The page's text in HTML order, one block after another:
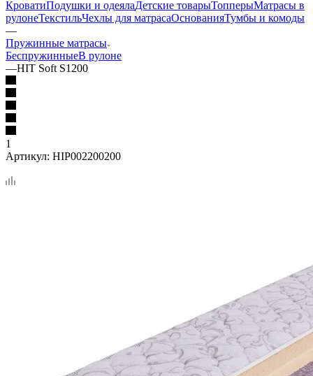
КроватиПодушки и одеялаДетские товарыТопперыМатрасы в
рулонеТекстильЧехлы для матрасаОснованияТумбы и комоды
—
Пружинные матрасы
БеспружинныеВ рулоне
—HIT Soft S1200
1
Артикул: HIP002200200